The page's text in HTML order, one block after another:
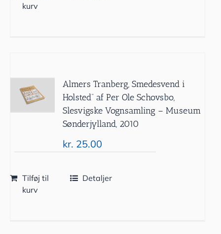
kurv
Almers Tranberg, Smedesvend i
Holsted” af Per Ole Schovsbo,
Slesvigske Vognsamling – Museum
Sønderjylland, 2010
kr. 25.00
Tilføj til
kurv
Detaljer